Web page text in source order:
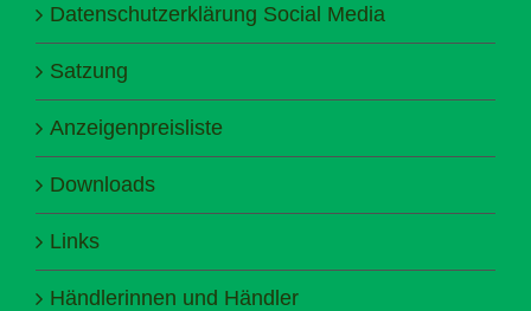
Datenschutzerklärung Social Media
Satzung
Anzeigenpreisliste
Downloads
Links
Händlerinnen und Händler